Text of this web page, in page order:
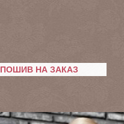
ПОШИВ НА ЗАКАЗ